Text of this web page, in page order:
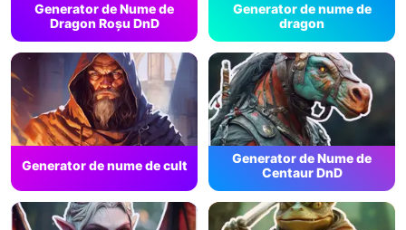
Generator de Nume de
Dragon Roșu DnD
Generator de nume de
dragon
Generator de nume de cult
Generator de Nume de
Centaur DnD